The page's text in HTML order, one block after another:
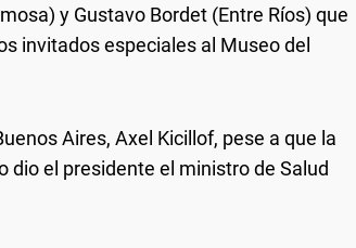
y Gustavo Bordet (Entre Ríos) que
invitados especiales al Museo del
Aires, Axel Kicillof, pese a que la
dio el presidente el ministro de Salud